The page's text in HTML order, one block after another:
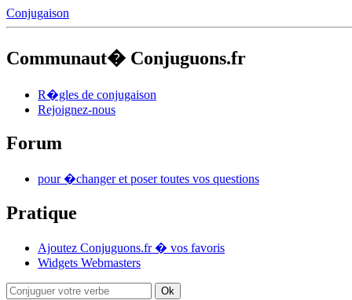
Conjugaison
Communaut� Conjuguons.fr
R�gles de conjugaison
Rejoignez-nous
Forum
pour �changer et poser toutes vos questions
Pratique
Ajoutez Conjuguons.fr � vos favoris
Widgets Webmasters